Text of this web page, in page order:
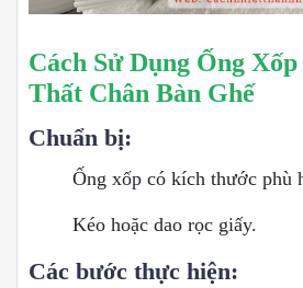
Cách Sử Dụng Ống
Thất Chân Bàn Ghế
Chuẩn bị:
Ống xốp có kích thước phù
Kéo hoặc dao rọc giấy.
Các bước thực hiện: